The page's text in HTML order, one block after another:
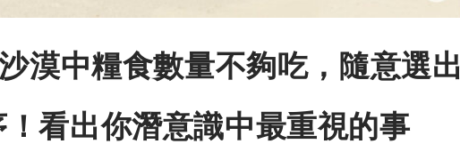
漠中糧食數量不夠吃，隨意選出
看出你潛意識中最重視的事